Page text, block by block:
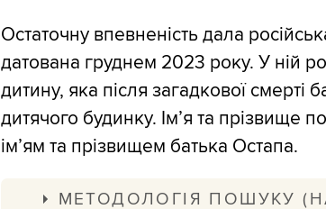
Остаточну впевненість дала
датована груднем 2023 року. У ній
дитину, яка після загадкової смерті
дитячого будинку. Ім’я та прізвище
ім’ям та прізвищем батька Остапа.
МЕТОДОЛОГІЯ ПОШУКУ